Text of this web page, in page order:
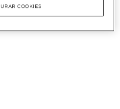
COOKIES